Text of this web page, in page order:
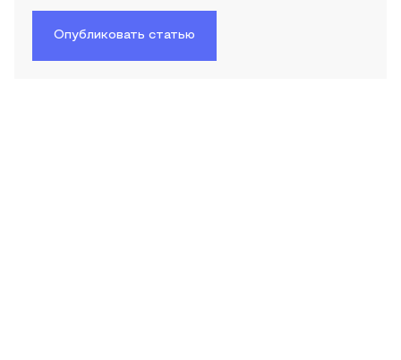
Опубликовать статью